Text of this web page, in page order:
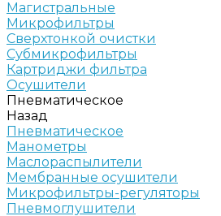
Магистральные
Микрофильтры
Сверхтонкой очистки
Субмикрофильтры
Картриджи фильтра
Осушители
Пневматическое
Назад
Пневматическое
Манометры
Маслораспылители
Мембранные осушители
Микрофильтры-регуляторы
Пневмоглушители